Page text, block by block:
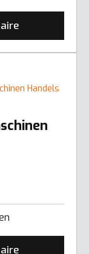
Handels